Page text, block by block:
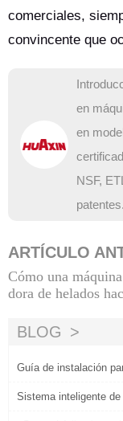
comerciales,
convincente que
en
en
NSF,
patentes.
ARTÍCULO
Cómo una
dora de helados
BLOG
Guía de instalación
Sistema inteligente de